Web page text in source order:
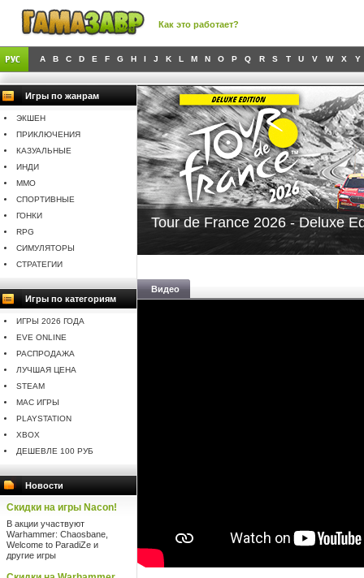
Как это работает?
A B C D E F G H I J K L M N O P Q R S T U V W X Y
Игры по жанрам
ЭКШЕН
ПРИКЛЮЧЕНИЯ
КАЗУАЛЬНЫЕ
ИНДИ
MMO
СПОРТИВНЫЕ
ГОНКИ
RPG
СИМУЛЯТОРЫ
СТРАТЕГИИ
Игры по категориям
ИГРЫ 2026 ГОДА
EVE ONLINE
РАСПРОДАЖА
ЛУЧШАЯ ЦЕНА
STEAM
MAC ИГРЫ
PLAYSTATION
XBOX
ДЕШЕВЛЕ 100 РУБ
Новости
Скидки на игры Nacon!
В акции участвуют
Warhammer: Chaosbane,
Welcome to ParadiZe и
другие игры
Tour de France 2026 - Deluxe
Видео